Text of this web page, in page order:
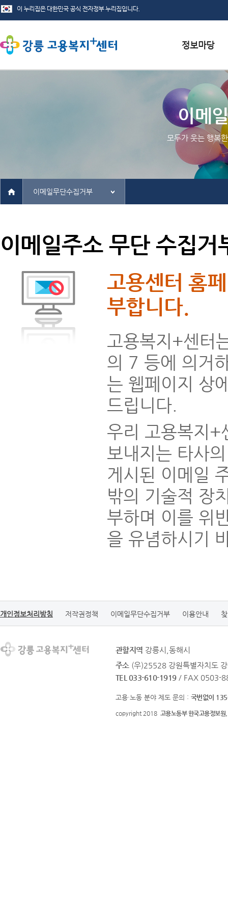
서식자료실
채용정보
인재정보
관련사이트
이메
모두가 웃는 행복
이메일무단수집거부
이메일주소 무단 수집거
고용센터 홈
부합니다.
고용복지+센터
의 7 등에 의거
는 웹페이지 상
드립니다.
우리 고용복지+
보내지는 타사
게시된 이메일
밖의 기술적 장
부하며 이를 위
을 유념하시기
개인정보처리방침 저작권정책 이메일무단수집거부 이용안내
관할지역 강릉시,동해시
주소 (우)25528 강원특별자치도
TEL 033-610-1919 / FAX 0503-
고용·노동 분야 제도 문의 : 국번없이
copyright 2018 고용노동부 한국고용정보원.